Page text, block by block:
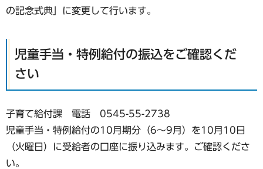
の記念式典」に変更して行います。
児童手当・特例給付の振込をご確認くだ
さい
子育て給付課 電話 0545-55-2738
児童手当・特例給付の10月期分（6〜9月）を10月10日
（火曜日）に受給者の口座に振り込みます。ご確認くださ
い。